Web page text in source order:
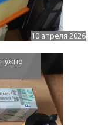
10 апреля 2026